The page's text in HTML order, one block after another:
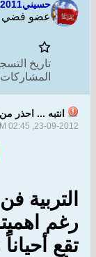
حسيني2011
عضو فضي
تاريخ
انتبه ... احذر
23-09-2012, 02:45 PM
التربية
رغم
تقع